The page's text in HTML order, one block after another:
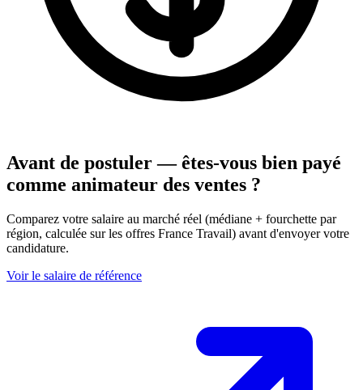
Avant de postuler — êtes-vous bien payé
comme animateur des ventes ?
Comparez votre salaire au marché réel (médiane + fourchette par
région, calculée sur les offres France Travail) avant d'envoyer votre
candidature.
Voir le salaire de référence